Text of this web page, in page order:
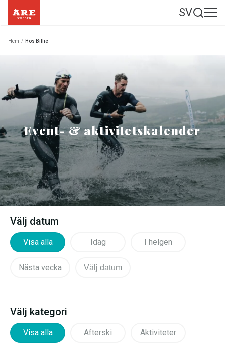
SV
Hem / Hos Billie
Event- & aktivitetskalender
Välj datum
Visa alla Idag I helgen
Nästa vecka Välj datum
Välj kategori
Visa alla Afterski Aktiviteter